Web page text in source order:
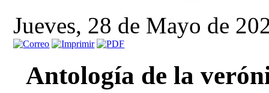
Jueves, 28 de Mayo de
Antología de la